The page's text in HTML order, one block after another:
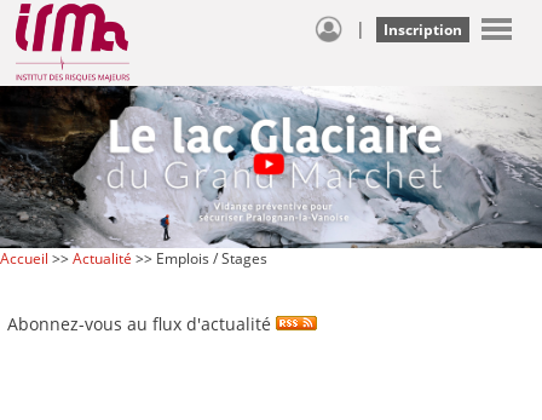
| Inscription
Accueil >>Actualité >> Emplois / Stages
Abonnez-vous au flux d'actualité